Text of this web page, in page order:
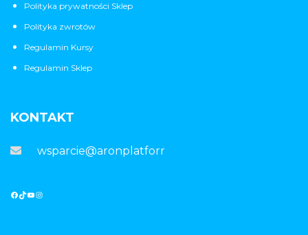
Polityka prywatności Sklep
Polityka zwrotów
Regulamin Kursy
Regulamin Sklep
KONTAKT
wsparcie@aronplatforma.pl